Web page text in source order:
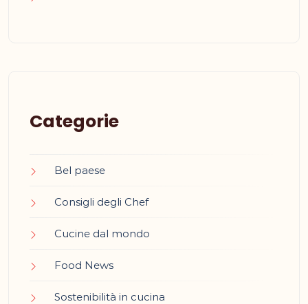
Categorie
Bel paese
Consigli degli Chef
Cucine dal mondo
Food News
Sostenibilità in cucina